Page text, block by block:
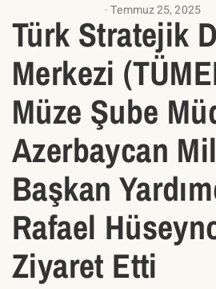
Temmuz 25, 2025
Türk Stratejik
Merkezi
Müze Şube
Azerbaycan
Başkan
Rafael
Ziyaret Etti